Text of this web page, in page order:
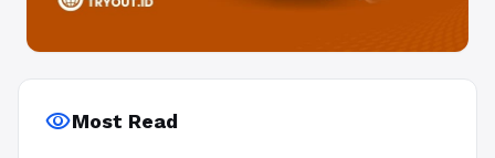
visibilityMost Read